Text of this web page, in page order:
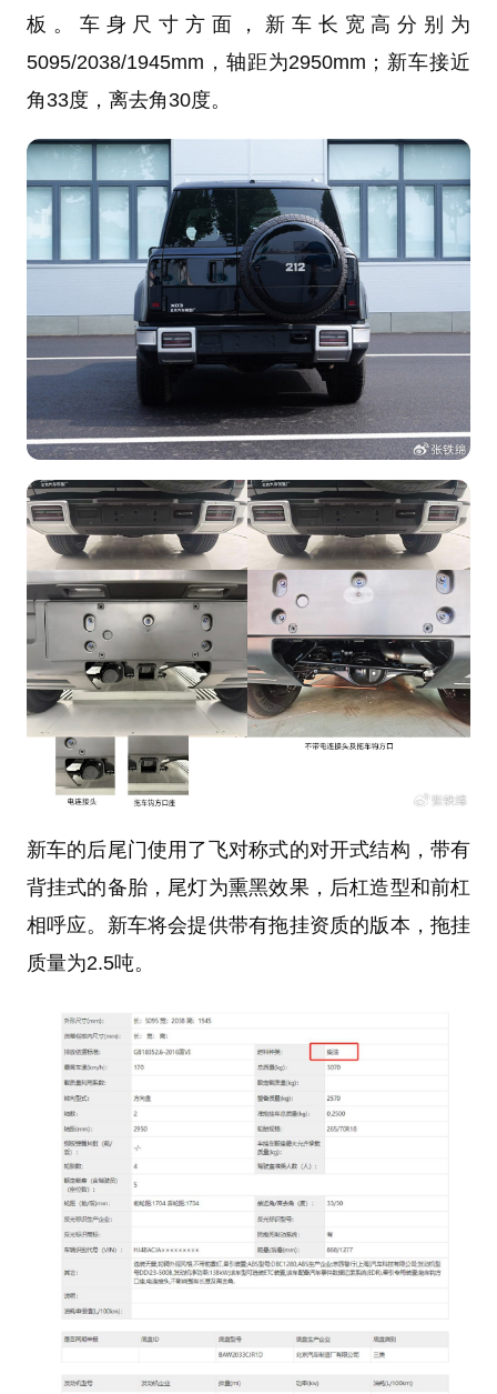
板。车身尺寸方面，新车长宽高分别为
5095/2038/1945mm，轴距为2950mm；新车接近
角33度，离去角30度。
新车的后尾门使用了飞对称式的对开式结构，带有
背挂式的备胎，尾灯为熏黑效果，后杠造型和前杠
相呼应。新车将会提供带有拖挂资质的版本，拖挂
质量为2.5吨。